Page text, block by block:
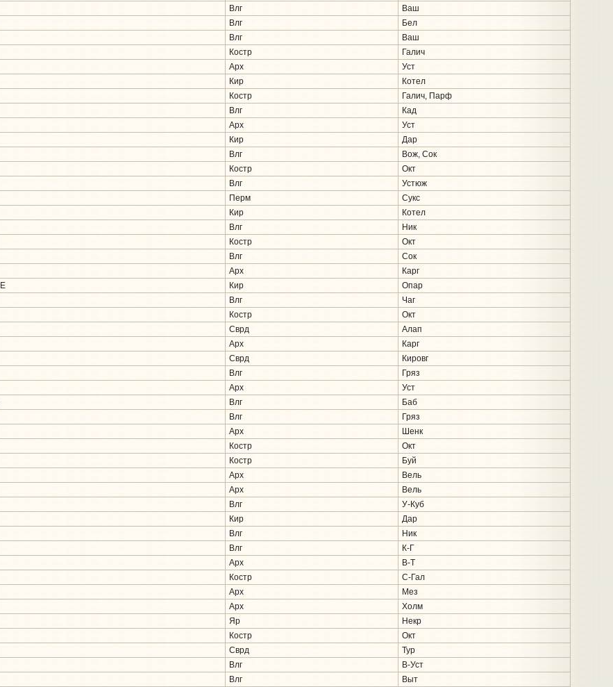
Влг
Ваш
Влг
Бел
Влг
Ваш
Костр
Галич
Арх
Уст
Кир
Котел
Костр
Галич, Парф
Влг
Кад
Арх
Уст
Кир
Дар
Влг
Вож, Сок
Костр
Окт
Влг
Устюж
Перм
Сукс
Кир
Котел
Влг
Ник
Костр
Окт
Влг
Сок
Арх
Карг
Кир
Опар
Влг
Чаг
Костр
Окт
Сврд
Алап
Арх
Карг
Сврд
Кировг
Влг
Гряз
Арх
Уст
Влг
Баб
Влг
Гряз
Арх
Шенк
Костр
Окт
Костр
Буй
Арх
Вель
Арх
Вель
Влг
У-Куб
Кир
Дар
Влг
Ник
Влг
К-Г
Арх
В-Т
Костр
С-Гал
Арх
Мез
Арх
Холм
Яр
Некр
Костр
Окт
Сврд
Тур
Влг
В-Уст
Влг Выт